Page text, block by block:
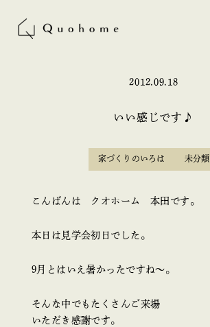
2012.09.18
いい感じです♪
家づくりのいろは 未分類
こんばんは クオホーム 本田です。
本日は見学会初日でした。
9月とはいえ暑かったですね～。
そんな中でもたくさんご来場
いただき感謝です。